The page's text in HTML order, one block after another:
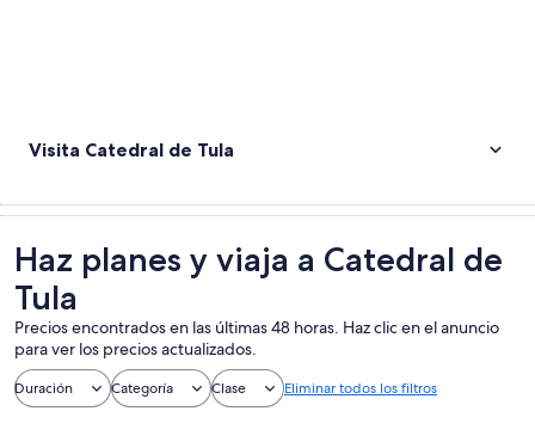
Visita Catedral de Tula
Haz planes y viaja a Catedral de
Tula
Precios encontrados en las últimas 48 horas. Haz clic en el anuncio
para ver los precios actualizados.
Duración Categoría Clase Eliminar todos los filtros